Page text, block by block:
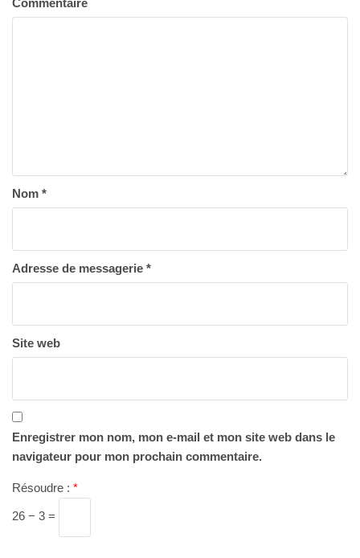
Nom *
Adresse de messagerie *
Site web
Enregistrer mon nom, mon e-mail et mon site web dans le
navigateur pour mon prochain commentaire.
Résoudre : *
26 − 3 =